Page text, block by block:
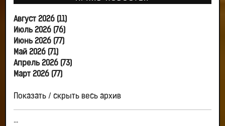
Август 2026 (11)
Июль 2026 (76)
Июнь 2026 (77)
Май 2026 (71)
Апрель 2026 (73)
Март 2026 (77)
Показать / скрыть весь архив
...